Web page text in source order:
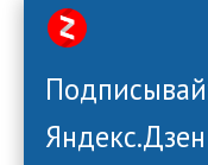
Яндекс.Дзен